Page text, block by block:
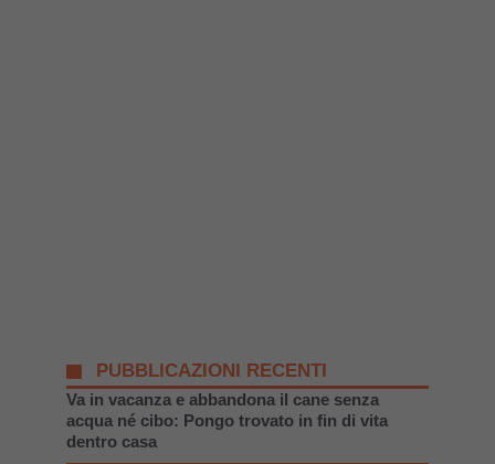
PUBBLICAZIONI RECENTI
Va in vacanza e abbandona il cane senza
acqua né cibo: Pongo trovato in fin di vita
dentro casa